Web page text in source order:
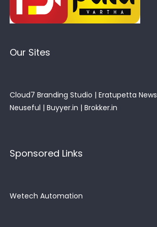
Our Sites
Cloud7 Branding Studio | Eratupetta News
Neuseful | Buyyer.in | Brokker.in
Sponsored Links
Wetech Automation